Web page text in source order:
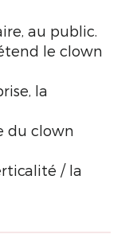
au public.
le clown
la
du clown
/ la